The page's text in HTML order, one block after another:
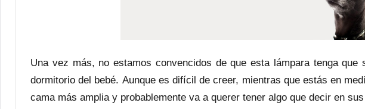
Una vez más, no estamos convencidos de que esta lámpara tenga que
dormitorio del bebé. Aunque es difícil de creer, mientras que estás en
cama más amplia y probablemente va a querer tener algo que decir en